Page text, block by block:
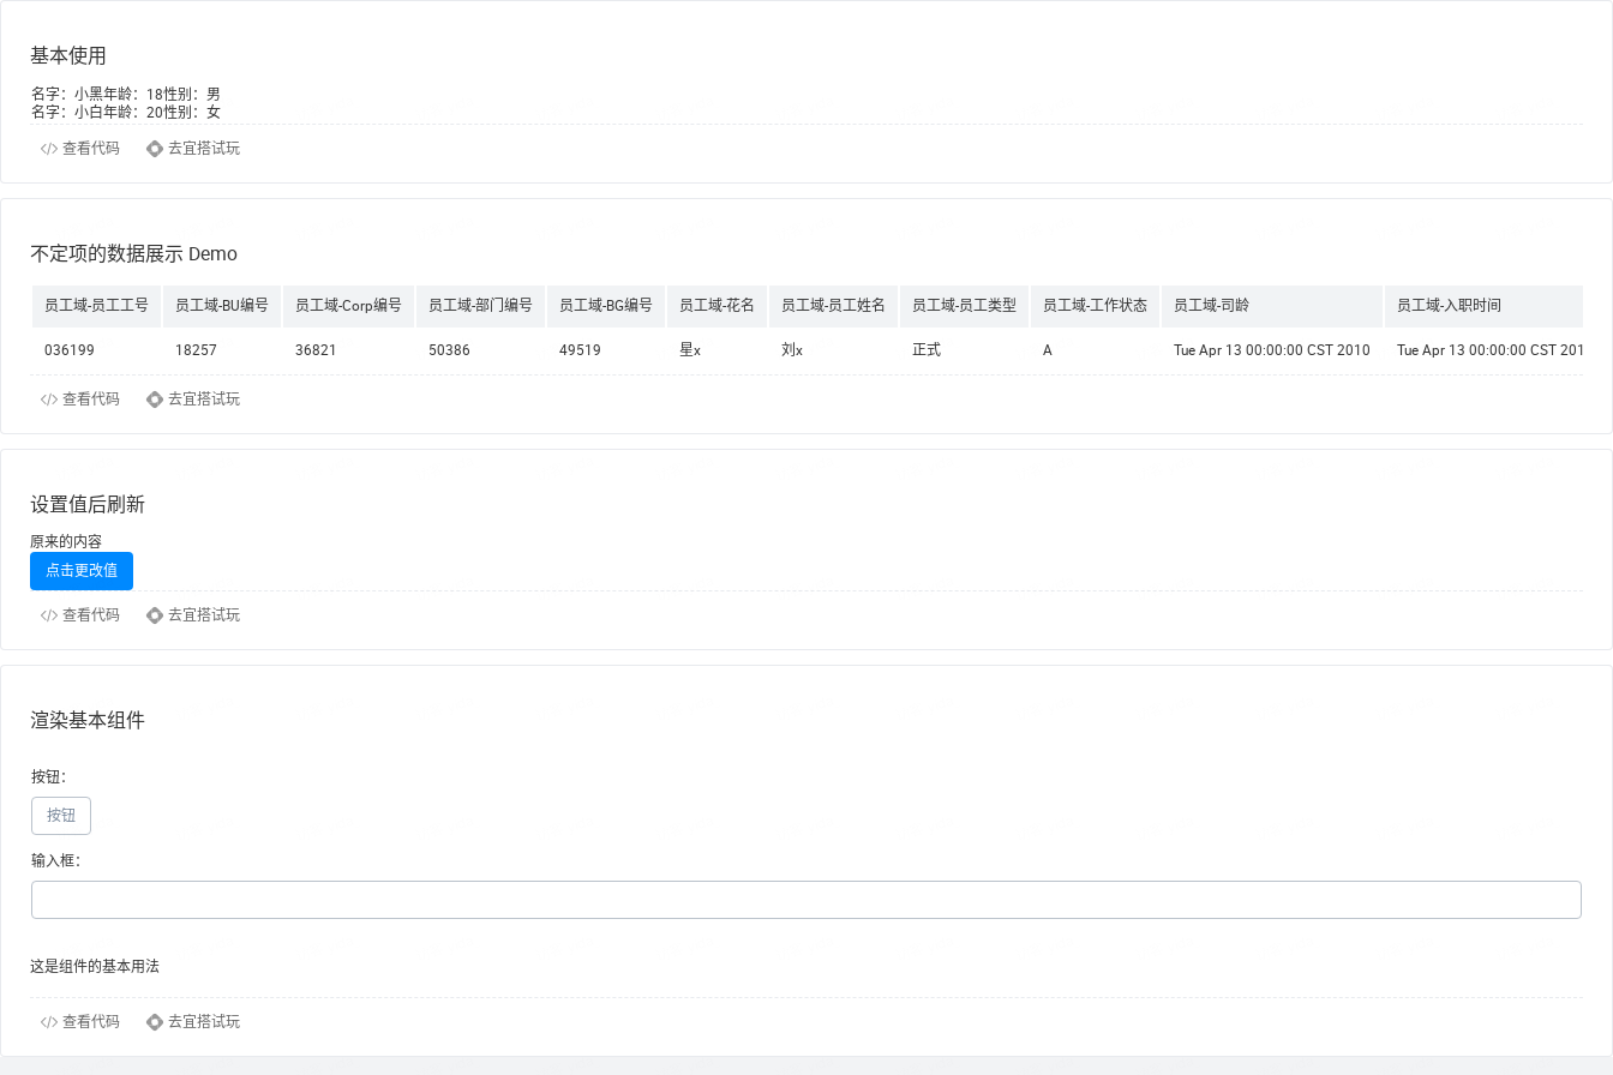
基本使用
名字： 小黑年龄： 18性别： 男
名字： 小白年龄： 20性别： 女
查看代码 去宜搭试玩
不定项的数据展示 Demo
员工域-员工工号 员工域-BU编号 员工域-Corp编号 员工域-部门编号 员工域-BG编号 员工域-花名 员工域-员工姓名 员工域-员工类型 员工域-工作状态 员工域-司龄 员工域-入职时间
036199 18257 36821 50386 49519 星x 刘x 正式 A Tue Apr 13 00:00:00 CST 2010 Tue Apr 13 00:00:00 CST 2010
查看代码 去宜搭试玩
设置值后刷新
原来的内容
点击更改值
查看代码 去宜搭试玩
渲染基本组件
按钮：
按钮
输入框：
这是组件的基本用法
查看代码 去宜搭试玩